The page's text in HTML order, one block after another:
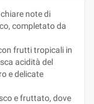
note di
completato da
frutti tropicali in
acidità del
e delicate
e fruttato, dove